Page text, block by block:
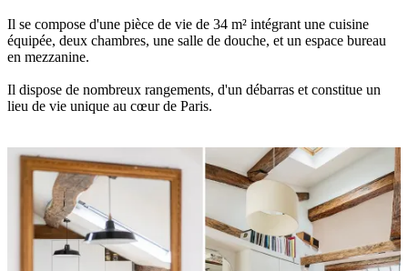
Il se compose d'une pièce de vie de 34 m² intégrant une cuisine
équipée, deux chambres, une salle de douche, et un espace bureau
en mezzanine.
Il dispose de nombreux rangements, d'un débarras et constitue un
lieu de vie unique au cœur de Paris.